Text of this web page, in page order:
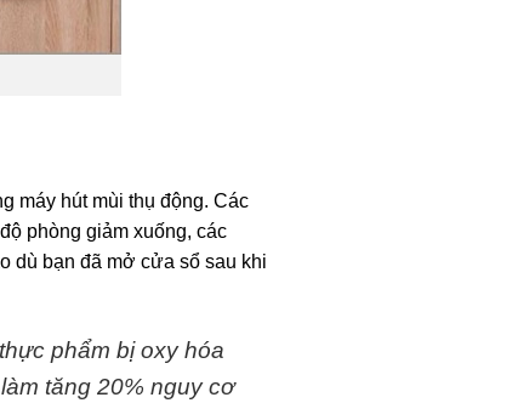
máy hút mùi thụ động. Các
phòng giảm xuống, các
dù bạn đã mở cửa sổ sau khi
phẩm bị oxy hóa
tăng 20% nguy cơ